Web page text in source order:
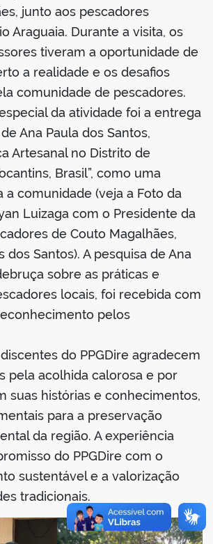
junto aos pescadores
Araguaia. Durante a visita, os
tiveram a oportunidade de
a realidade e os desafios
comunidade de pescadores.
da atividade foi a entrega
Ana Paula dos Santos,
Artesanal no Distrito de
Brasil”, como uma
a comunidade (veja a Foto da
Luizaga com o Presidente da
de Couto Magalhães,
dos Santos). A pesquisa de Ana
sobre as práticas e
locais, foi recebida com
pelos
do PPGDire agradecem
pela acolhida calorosa e por
suas histórias e conhecimentos,
para a preservação
da região. A experiência
do PPGDire com o
sustentável e a valorização
tradicionais.